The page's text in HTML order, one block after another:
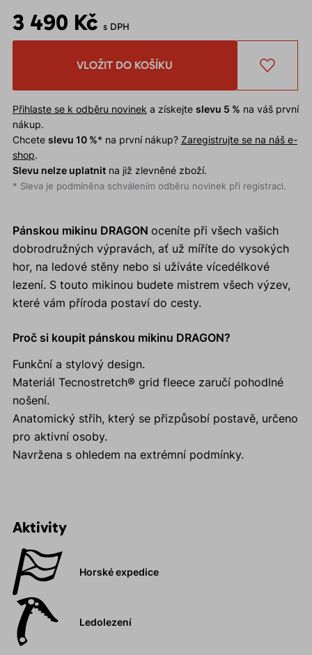
3 490 Kč s DPH
VLOŽIT DO KOŠÍKU
Přihlaste se k odběru novinek a získejte slevu 5 % na váš první
nákup.
Chcete slevu 10 %* na první nákup? Zaregistrujte se na náš e-
shop.
Slevu nelze uplatnitna již zlevněné zboží.
* Sleva je podmíněna schválením odběru novinek při registraci.
Pánskou mikinu DRAGON oceníte při všech vašich
dobrodružných výpravách, ať už míříte do vysokých
hor, na ledové stěny nebo si užíváte vícedélkové
lezení. S touto mikinou budete mistrem všech výzev,
které vám příroda postaví do cesty.
Proč si koupit pánskou mikinu DRAGON?
Funkční a stylový design.
Materiál Tecnostretch® grid fleece zaručí pohodlné
nošení.
Anatomický střih, který se přizpůsobí postavě, určeno
pro aktivní osoby.
Navržena s ohledem na extrémní podmínky.
Aktivity
Horské expedice
Ledolezení